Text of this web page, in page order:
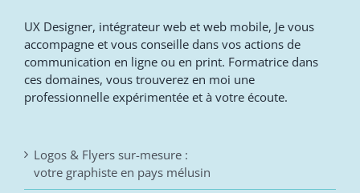
UX Designer, intégrateur web et web mobile, Je vous
accompagne et vous conseille dans vos actions de
communication en ligne ou en print. Formatrice dans
ces domaines, vous trouverez en moi une
professionnelle expérimentée et à votre écoute.
Logos & Flyers sur-mesure :
votre graphiste en pays mélusin